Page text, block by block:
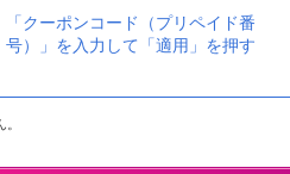
「クーポンコード（プリペイド番
号）」を入力して「適用」を押す